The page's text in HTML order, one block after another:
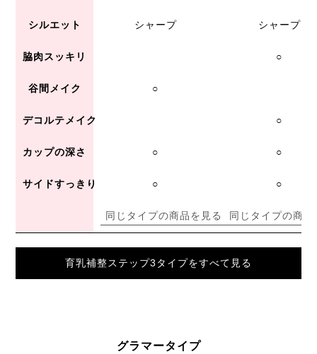
シルエット シャープ シャープ
脇肉スッキリ ○
谷間メイク ○
デコルテメイク ○
カップの深さ ○ ○
サイドすっきり ○ ○
同じタイプの商品を見る 同じタイプの商
育乳補整ステップ3タイプをすべて見る
グラマータイプ